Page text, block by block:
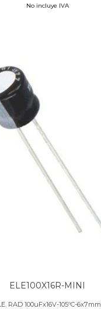
No incluye IVA
ELE100X16R-MINI
RAD 100uFx16V-105ºC-6x7mm